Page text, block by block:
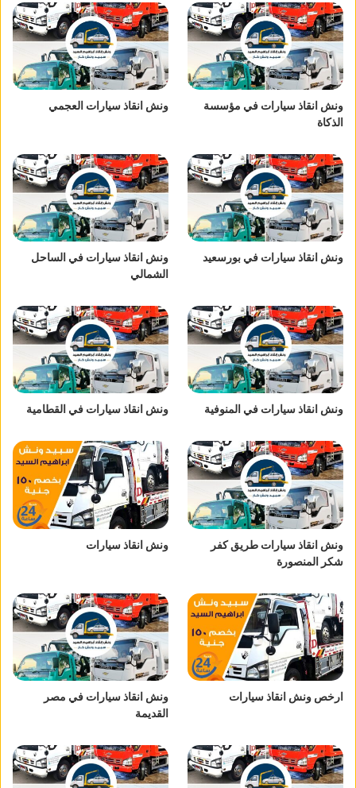
ونش انقاذ سيارات في مؤسسة
الذكاة
ونش انقاذ سيارات العجمي
ونش انقاذ سيارات في بورسعيد
ونش انقاذ سيارات في الساحل
الشمالي
ونش انقاذ سيارات في المنوفية ونش انقاذ سيارات في القطامية
ونش انقاذ سيارات طريق كفر
شكر المنصورة
ونش انقاذ سيارات
ارخص ونش انقاذ سيارات
ونش انقاذ سيارات في مصر
القديمة